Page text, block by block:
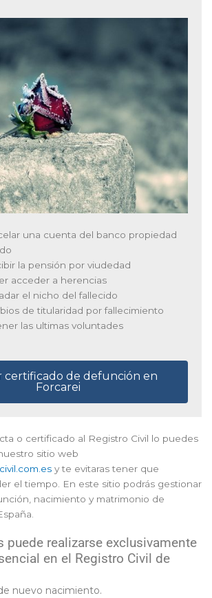
una cuenta del banco propiedad
la pensión por viudedad
acceder a herencias
el nicho del fallecido
de titularidad por fallecimiento
las ultimas voluntades
certificado de defunción en
Forcarei
o certificado al Registro Civil lo puedes
sitio web
y te evitaras tener que
el tiempo. En este sitio podrás gestionar
nacimiento y matrimonio de
puede realizarse exclusivamente
en el Registro Civil de
nuevo nacimiento.